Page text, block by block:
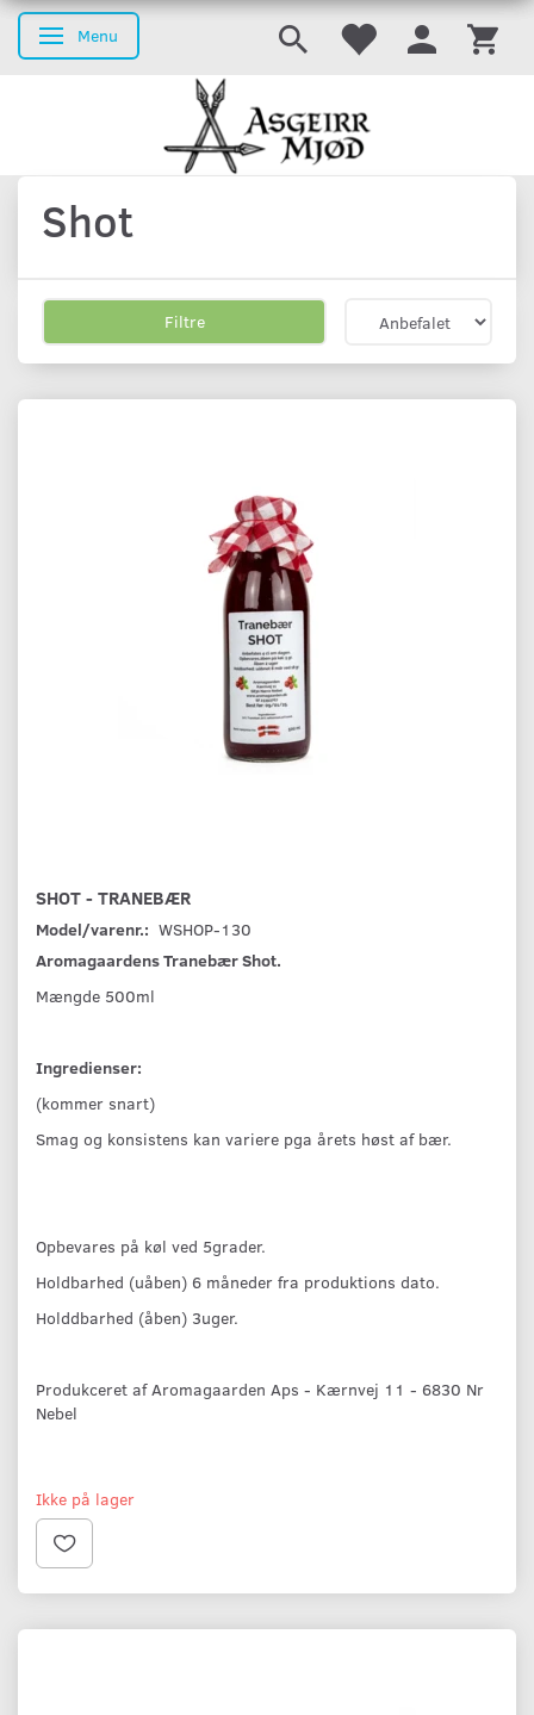
Skifte navigation
Menu
Shot
Filtre
SHOT - TRANEBÆR
Model/varenr.: WSHOP-130
Aromagaardens Tranebær Shot.
Mængde 500ml
Ingredienser:
(kommer snart)
Smag og konsistens kan variere pga årets høst af bær.
Opbevares på køl ved 5grader.
Holdbarhed (uåben) 6 måneder fra produktions dato.
Holddbarhed (åben) 3uger.
Produkceret af Aromagaarden Aps - Kærnvej 11 - 6830 Nr
Nebel
Ikke på lager